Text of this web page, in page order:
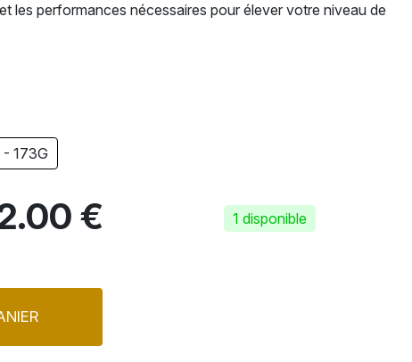
les performances nécessaires pour élever votre niveau de
- 173G
€ 1 disponible